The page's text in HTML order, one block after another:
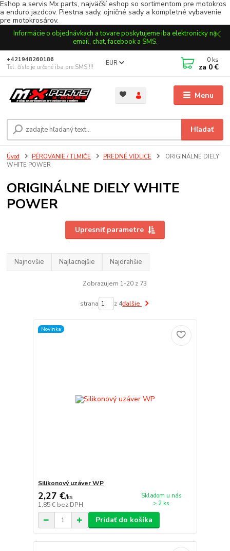
Eshop a servis Mx parts, najväčší eshop so sortimentom pre motokros
a enduro jazdcov. Piestna sady, ojničné sady a kompletné vybavenie
pre motokrosárov.
Informácie o objednávkach a tovare poskytujeme iba elektronicky na
email, chat, facebook a SMS.
Menu
EUR
Hľadať
+421948260186
Tel. číslo je určené iba pre SMS !!!
0 ks
za 0 €
Úvod PÉROVANIE / TLMIČE PREDNÉ VIDLICE
ORIGINÁLNE DIELY
WHITE POWER
ORIGINÁLNE DIELY WHITE
POWER
Upresniť parametre
Najnovšie Najlacnejšie Najdrahšie
Zobrazujem 1-20 z 73
strana z 4ďalšie
Novinka
Silikonový uzáver WP
2,27 €/ks
1,85 € bez DPH
Skladom u nás
> 2 ks
Pridať do košíka